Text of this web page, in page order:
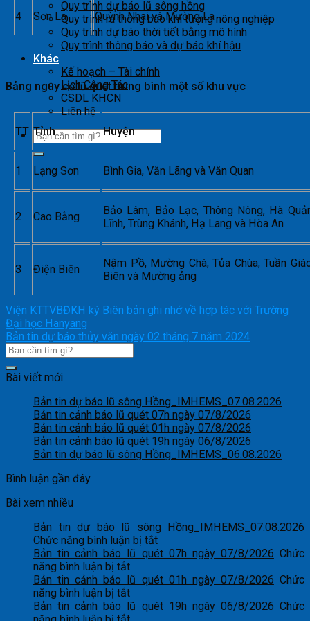
Quy trình dự báo lũ sông hồng
Quy trình ra thông báo khí tượng nông nghiệp
Quy trình dự báo thời tiết bằng mô hình
Quy trình thông báo và dự báo khí hậu
Khác
Kế hoạch – Tài chính
Lịch Công Tác
CSDL KHCN
Liên hệ
4 Sơn La Quỳnh Nhai và Mường La
Bảng nguy cơ lũ quét trung bình một số khu vực
TT Tỉnh Huyện
1 Lạng Sơn Bình Gia, Văn Lãng và Văn Quan
2 Cao Bằng
Bảo Lâm, Bảo Lạc, Thông Nông, Hà
Lĩnh, Trùng Khánh, Hạ Lang và Hòa An
3 Điện Biên
Nậm Pồ, Mường Chà, Tủa Chùa, Tuần
Biên và Mường ảng
Viện KTTVBĐKH ký Biên bản ghi nhớ về hợp tác với Trường
Đại học Hanyang
Bản tin dự báo thủy văn ngày 02 tháng 7 năm 2024
Bài viết mới
Bản tin dự báo lũ sông Hồng_IMHEMS_07.08.2026
Bản tin cảnh báo lũ quét 07h ngày 07/8/2026
Bản tin cảnh báo lũ quét 01h ngày 07/8/2026
Bản tin cảnh báo lũ quét 19h ngày 06/8/2026
Bản tin dự báo lũ sông Hồng_IMHEMS_06.08.2026
Bình luận gần đây
Bài xem nhiều
Bản tin dự báo lũ sông Hồng_IMHEMS_07.08.2026
Chức năng bình luận bị tắtở
Bản
dự
lũ
Bản tin cảnh báo lũ quét 07h ngày 07/8/2026 Chức
năng bình luận bị tắtở
Bản
tin
cảnh
Bản tin cảnh báo lũ quét 01h ngày 07/8/2026 Chức
năng bình luận bị tắtở
Bản
Bản tin cảnh báo lũ quét 19h ngày 06/8/2026 Chức